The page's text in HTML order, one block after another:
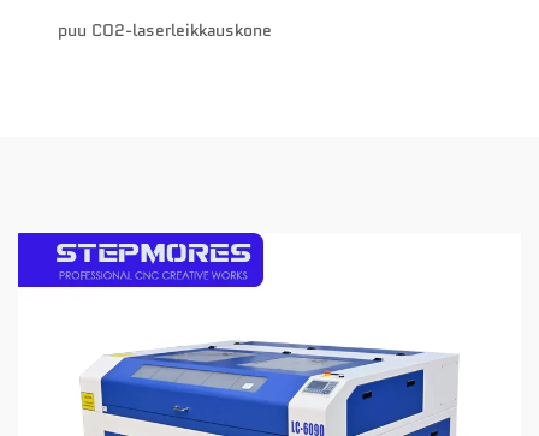
puu CO2-laserleikkauskone